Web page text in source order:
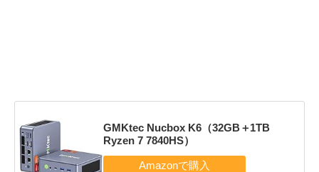
GMKtec Nucbox K6（32GB＋1TB
Ryzen 7 7840HS）